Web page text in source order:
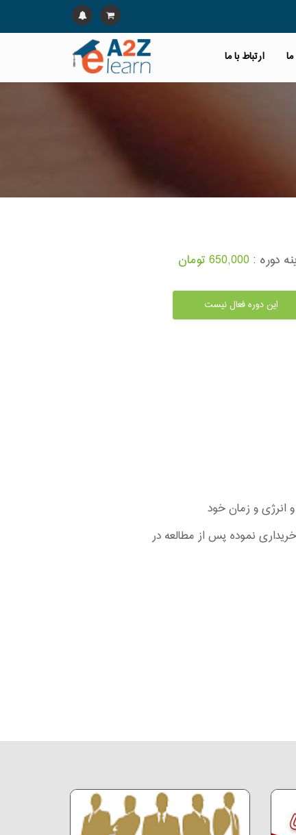
ارتباط با ما
دوره : 650,000 تومان
این دوره فعال نیست
نموده پس از مطالعه در